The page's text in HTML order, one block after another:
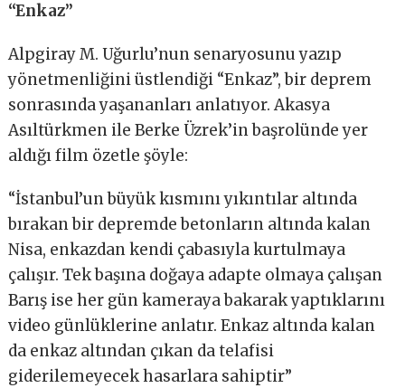
“Enkaz”
Alpgiray M. Uğurlu’nun senaryosunu yazıp
yönetmenliğini üstlendiği “Enkaz”, bir deprem
sonrasında yaşananları anlatıyor. Akasya
Asıltürkmen ile Berke Üzrek’in başrolünde yer
aldığı film özetle şöyle:
“İstanbul’un büyük kısmını yıkıntılar altında
bırakan bir depremde betonların altında kalan
Nisa, enkazdan kendi çabasıyla kurtulmaya
çalışır. Tek başına doğaya adapte olmaya çalışan
Barış ise her gün kameraya bakarak yaptıklarını
video günlüklerine anlatır. Enkaz altında kalan
da enkaz altından çıkan da telafisi
giderilemeyecek hasarlara sahiptir”